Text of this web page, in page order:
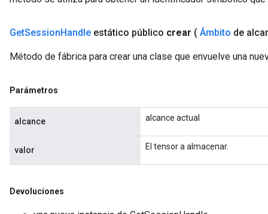
GetSessionHandle estático público crear ( Ámbito de
Método de fábrica para crear una clase que envuelve una
Parámetros
alcance alcance actual
valor El tensor a almacenar.
Devoluciones